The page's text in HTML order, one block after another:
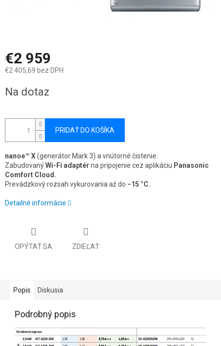
€2 959
€2 405,69 bez DPH
cena:
Na dotaz
PRIDAŤ DO KOŠÍKA
nanoe™ X(generátor Mark 3) a vnútorné čistenie.
ZabudovanýWi-Fi adaptér na pripojenie cez aplikáciu Panasonic
Comfort Cloud.
Prevádzkový rozsah vykurovania až do −15 °C.
Detailné informácie
OPÝTAŤ SA ZDIEĽAŤ
Popis Diskusia
Podrobný popis